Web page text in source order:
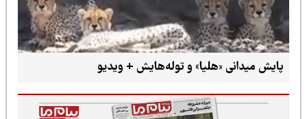
پایش میدانی «هلیا» و توله‌هایش + ویدیو